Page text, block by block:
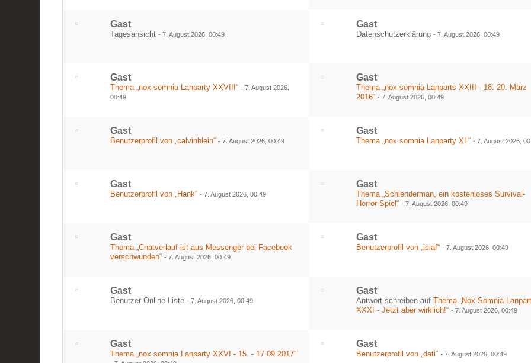
Gast
Tagesansicht-7. August 2026, 00:49
Gast
Datenschutzerklärung-7. August 2026, 00:49
Gast
Thema „nox-somnia Lanparty XXVIII“ -7. August 2026,
00:49
Gast
Thema „nox-somnia Lanparts XXIII - 18.-20. März
2016“ -7. August 2026, 00:49
Gast
Benutzerprofil von „calvinblein“ -7. August 2026, 00:49
Gast
Thema „nox somnia Lanparty XL“ -7. August 2026,
Gast
Benutzerprofil von „Hank“ -7. August 2026, 00:49
Gast
Thema „Schlenderman, ein kostenloses Survival-
Horror-Spiel“ -7. August 2026, 00:49
Gast
Thema „Chatverlauf ist aus Messenger bei Facebook
verschwunden“ -7. August 2026, 00:49
Gast
Benutzerprofil von „islaf“ -7. August 2026, 00:49
Gast
Benutzer-Online-Liste-7. August 2026, 00:49
Gast
Antwort schreiben aufThema „Nox-Somnia
XXXI - Jetzt aber wirklich!“ -7. August 2026, 00:49
Gast
Thema „nox somnia Lanparty XXVI - 15. - 17.09 2017“
Gast
Benutzerprofil von „dati“ -7. August 2026, 00:49